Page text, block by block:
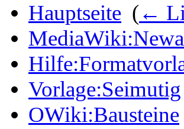
Hauptseite (←
Vorlage:Seimutig
OWiki:Bausteine